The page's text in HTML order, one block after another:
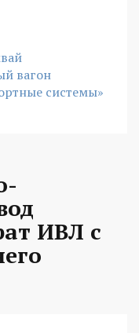
вагон
системы»
ИВЛ с